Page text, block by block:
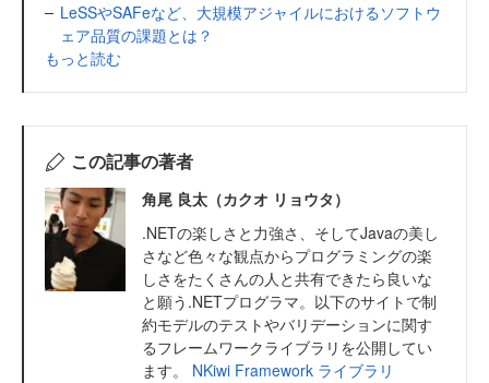
LeSSやSAFeなど、大規模アジャイルにおけるソフトウ
ェア品質の課題とは？
もっと読む
この記事の著者
角尾 良太（カクオ リョウタ）
.NETの楽しさと力強さ、そしてJavaの美し
さなど色々な観点からプログラミングの楽
しさをたくさんの人と共有できたら良いな
と願う.NETプログラマ。以下のサイトで制
約モデルのテストやバリデーションに関す
るフレームワークライブラリを公開してい
ます。 NKiwi Framework ライブラリ